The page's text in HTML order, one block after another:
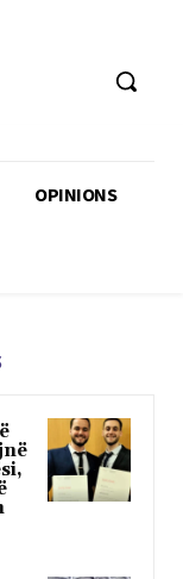
OPINIONS